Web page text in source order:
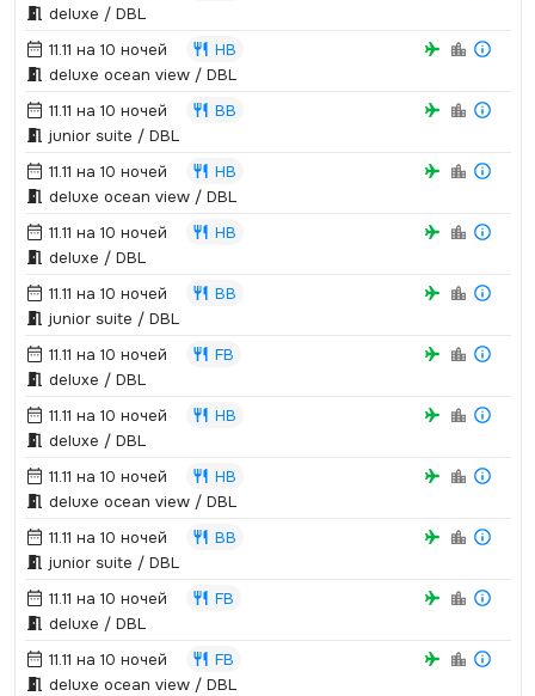
deluxe / DBL
11.11 на 10 ночей
HB
deluxe ocean view / DBL
11.11 на 10 ночей
BB
junior suite / DBL
11.11 на 10 ночей
HB
deluxe ocean view / DBL
11.11 на 10 ночей
HB
deluxe / DBL
11.11 на 10 ночей
BB
junior suite / DBL
11.11 на 10 ночей
FB
deluxe / DBL
11.11 на 10 ночей
HB
deluxe / DBL
11.11 на 10 ночей
HB
deluxe ocean view / DBL
11.11 на 10 ночей
BB
junior suite / DBL
11.11 на 10 ночей
FB
deluxe / DBL
11.11 на 10 ночей
FB
deluxe ocean view / DBL